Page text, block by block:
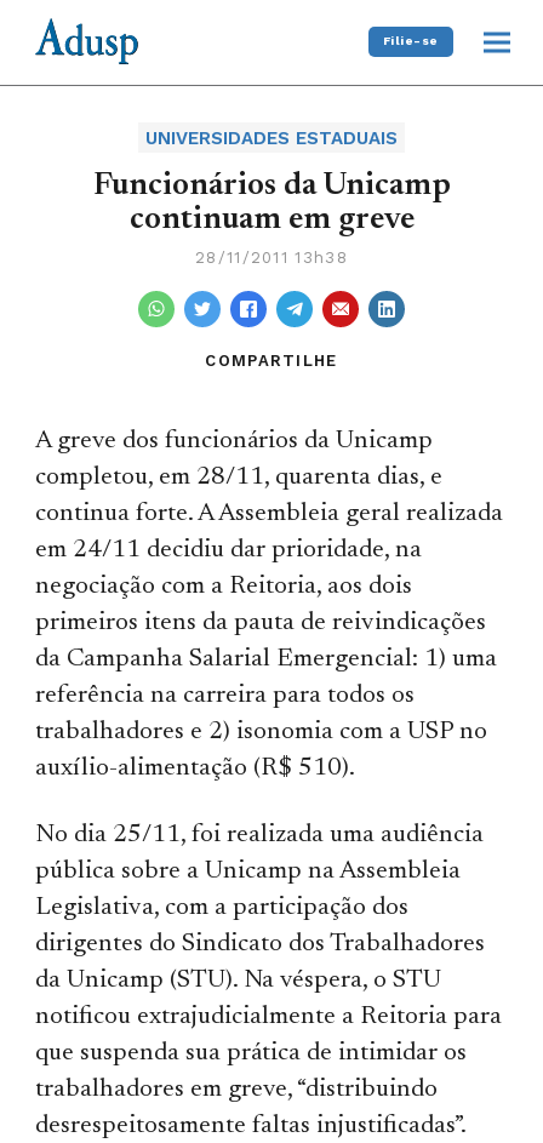
Filie-se
UNIVERSIDADES ESTADUAIS
Funcionários da Unicamp
continuam em greve
28/11/2011 13h38
COMPARTILHE
A greve dos funcionários da Unicamp
completou, em 28/11, quarenta dias, e
continua forte. A Assembleia geral realizada
em 24/11 decidiu dar prioridade, na
negociação com a Reitoria, aos dois
primeiros itens da pauta de reivindicações
da Campanha Salarial Emergencial: 1) uma
referência na carreira para todos os
trabalhadores e 2) isonomia com a USP no
auxílio-alimentação (R$ 510).
No dia 25/11, foi realizada uma audiência
pública sobre a Unicamp na Assembleia
Legislativa, com a participação dos
dirigentes do Sindicato dos Trabalhadores
da Unicamp (STU). Na véspera, o STU
notificou extrajudicialmente a Reitoria para
que suspenda sua prática de intimidar os
trabalhadores em greve, “distribuindo
desrespeitosamente faltas injustificadas”.